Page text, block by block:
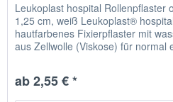
Leukoplast hospital Rollenpflaster
1,25 cm, weiß Leukoplast®
hautfarbenes Fixierpflaster mit
aus Zellwolle (Viskose) für normal
ab 2,55 € *